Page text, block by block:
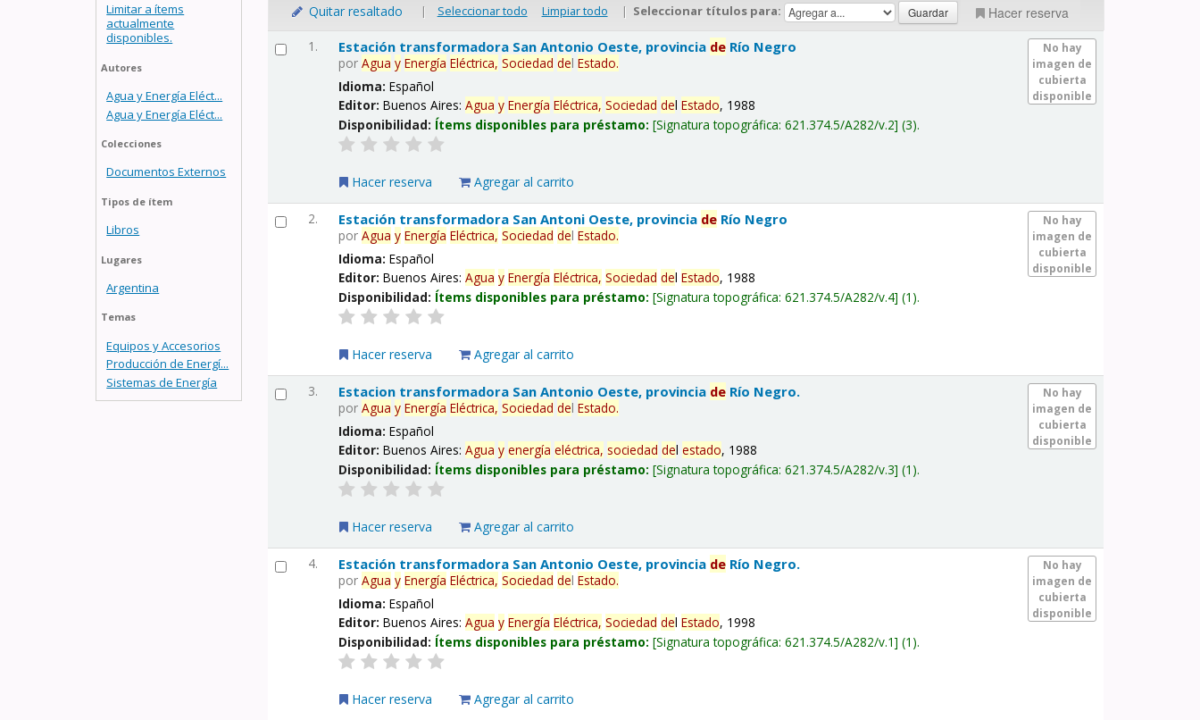
Limitar a ítems
actualmente
disponibles.
Autores
Agua y Energía Eléct...
Agua y Energía Eléct...
Colecciones
Documentos Externos
Tipos de ítem
Libros
Lugares
Argentina
Temas
Equipos y Accesorios
Producción de Energí...
Sistemas de Energía
Quitar resaltado | Seleccionar todo Limpiar todo | Seleccionar títulos para: Hacer reserva
1.
No hay
imagen de
cubierta
disponible
Estación transformadora San Antonio Oeste, provincia de Río Negro
porAgua y Energía Eléctrica, Sociedad delEstado.
Idioma:Español
Editor:Buenos Aires:Agua y Energía Eléctrica, Sociedad delEstado, 1988
Disponibilidad: Ítems disponibles para préstamo: Signatura topográfica:621.374.5/A282/v.2 (3).
Hacer reserva Agregar al carrito
2.
No hay
imagen de
cubierta
disponible
Estación transformadora San Antoni Oeste, provincia de Río Negro
porAgua y Energía Eléctrica, Sociedad delEstado.
Idioma:Español
Editor:Buenos Aires:Agua y Energía Eléctrica, Sociedad delEstado, 1988
Disponibilidad: Ítems disponibles para préstamo: Signatura topográfica:621.374.5/A282/v.4 (1).
Hacer reserva Agregar al carrito
3.
No hay
imagen de
cubierta
disponible
Estacion transformadora San Antonio Oeste, provincia de Río Negro.
porAgua y Energía Eléctrica, Sociedad delEstado.
Idioma:Español
Editor:Buenos Aires:Agua y energía eléctrica, sociedad delestado, 1988
Disponibilidad: Ítems disponibles para préstamo: Signatura topográfica:621.374.5/A282/v.3 (1).
Hacer reserva Agregar al carrito
4.
No hay
imagen de
cubierta
disponible
Estación transformadora San Antonio Oeste, provincia de Río Negro.
porAgua y Energía Eléctrica, Sociedad delEstado.
Idioma:Español
Editor:Buenos Aires:Agua y Energía Eléctrica, Sociedad delEstado, 1998
Disponibilidad: Ítems disponibles para préstamo: Signatura topográfica:621.374.5/A282/v.1 (1).
Hacer reserva Agregar al carrito